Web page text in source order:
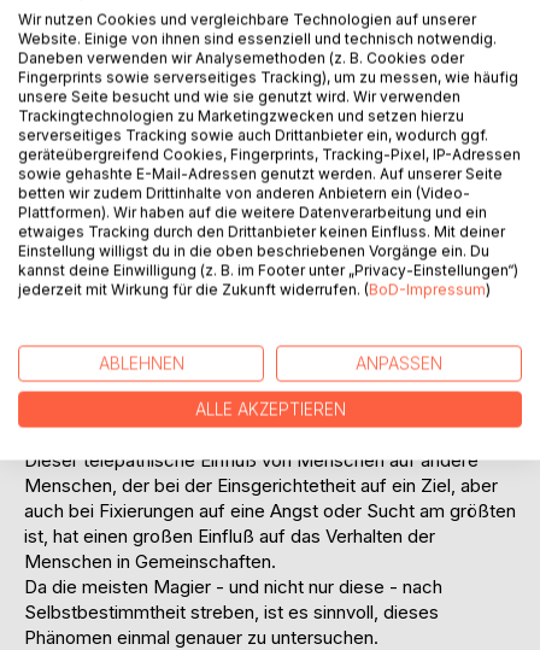
BESCHREIBUNG
Es gibt viele Formen der "Externen Prägung": Dominanz,
Fixierungen, Hypnose, Traumata, Massenpsychosen, viele
Formen des Liebeszaubers, Schadenszauber, Kampfmagie
Handlungen, sondern vor allem auch die inneren Bilder der
Menschen, die telepathisch mit einem "prägenden Druck"
ausgesandt werden können - was vor allem bei der
Fernhypnose deutlich zu erkennen ist.
Dieser telepathische Einfluß von Menschen auf andere
Menschen, der bei der Einsgerichtetheit auf ein Ziel, aber
auch bei Fixierungen auf eine Angst oder Sucht am größten
ist, hat einen großen Einfluß auf das Verhalten der
Menschen in Gemeinschaften.
Da die meisten Magier - und nicht nur diese - nach
Selbstbestimmtheit streben, ist es sinnvoll, dieses
Phänomen einmal genauer zu untersuchen.
Wir nutzen Cookies und vergleichbare Technologien auf unserer
Website. Einige von ihnen sind essenziell und technisch notwendig.
Daneben verwenden wir Analysemethoden (z. B. Cookies oder
Fingerprints sowie serverseitiges Tracking), um zu messen, wie häufig
unsere Seite besucht und wie sie genutzt wird. Wir verwenden
Trackingtechnologien zu Marketingzwecken und setzen hierzu
serverseitiges Tracking sowie auch Drittanbieter ein, wodurch ggf.
geräteübergreifend Cookies, Fingerprints, Tracking-Pixel, IP-Adressen
sowie gehashte E-Mail-Adressen genutzt werden. Auf unserer Seite
betten wir zudem Drittinhalte von anderen Anbietern ein (Video-
Plattformen). Wir haben auf die weitere Datenverarbeitung und ein
etwaiges Tracking durch den Drittanbieter keinen Einfluss. Mit deiner
Einstellung willigst du in die oben beschriebenen Vorgänge ein. Du
kannst deine Einwilligung (z. B. im Footer unter „Privacy-Einstellungen“)
jederzeit mit Wirkung für die Zukunft widerrufen. (BoD-Impressum)
ABLEHNEN ANPASSEN
ALLE AKZEPTIEREN